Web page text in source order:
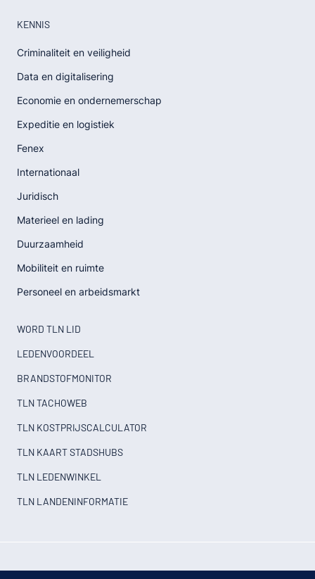
KENNIS
Criminaliteit en veiligheid
Data en digitalisering
Economie en ondernemerschap
Expeditie en logistiek
Fenex
Internationaal
Juridisch
Materieel en lading
Duurzaamheid
Mobiliteit en ruimte
Personeel en arbeidsmarkt
WORD TLN LID
LEDENVOORDEEL
BRANDSTOFMONITOR
TLN TACHOWEB
TLN KOSTPRIJSCALCULATOR
TLN KAART STADSHUBS
TLN LEDENWINKEL
TLN LANDENINFORMATIE